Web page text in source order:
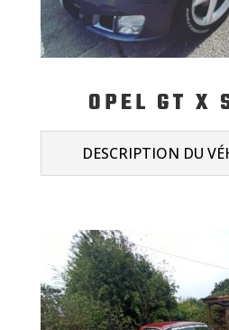
OPEL GT X
DESCRIPTION DU